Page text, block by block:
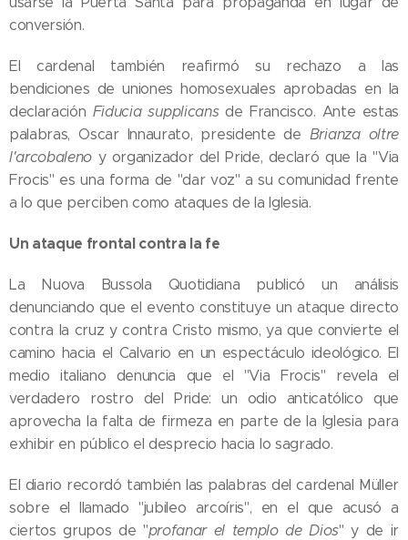
conversión.
El cardenal también reafirmó su rechazo a las
bendiciones de uniones homosexuales aprobadas en la
declaración Fiducia supplicansde Francisco. Ante estas
palabras, Oscar Innaurato, presidente de Brianza oltre
l'arcobaleno y organizador del Pride, declaró que la "Via
Frocis" es una forma de "dar voz" a su comunidad frente
a lo que perciben como ataques de la Iglesia.
Un ataque frontal contra la fe
La Nuova Bussola Quotidiana publicó un análisis
denunciando que el evento constituye un ataque directo
contra la cruz y contra Cristo mismo, ya que convierte el
camino hacia el Calvario en un espectáculo ideológico. El
medio italiano denuncia que el "Via Frocis" revela el
verdadero rostro del Pride: un odio anticatólico que
aprovecha la falta de firmeza en parte de la Iglesia para
exhibir en público el desprecio hacia lo sagrado.
El diario recordó también las palabras del cardenal Müller
sobre el llamado "jubileo arcoíris", en el que acusó a
ciertos grupos de "profanar el templo de Dios" y de ir